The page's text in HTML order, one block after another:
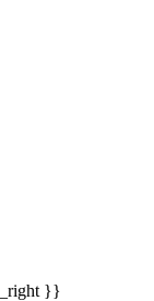
}}